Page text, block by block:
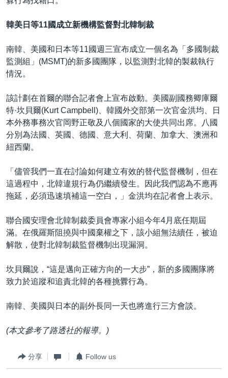
韓美日等11國成立新機構監督對北韓制裁
南韓、美國和日本等11國週三宣布成立一個名為「多國制裁
監測組」(MSMT)的新多國團隊，以監測對北韓的製裁執行
情況。
該計劃在首爾的聯合記者會上宣布啟動。美國副國務卿庫爾
特·坎貝爾(Kurt Campbell)、韓國外交部第一次官金洪均、日
本外務事務次官岡野正敬及八個國家的大使共同出席。八國
分別為法國、英國、德國、意大利、荷蘭、加拿大、澳洲和
紐西蘭。
「儘管我們一直在討論如何建立有效的替代監督機制，但在
這過程中，北韓違規行為仍繼續發生。因此我們認為不應再
拖延，必須迅速填補這一空白，」金洪均在記者會上表示。
聯合國安理會北韓制裁委員會專家小組今年4月底任期屆
滿。在俄羅斯阻撓與中國棄權之下，該小組無法續任，被迫
解散，使對北韓制裁監督機制出現漏洞。
坎貝爾說，“這是邁向正確方向的一大步”，新的多國團隊將
致力於追蹤和追責北韓的各種挑釁行為。
南韓、美國與日本的副外長同一天也將進行三方會談。
(本文參考了路透社的報導。)
分享 Follow us